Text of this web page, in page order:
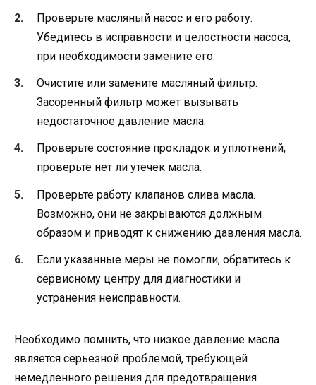
Проверьте масляный насос и его работу.
Убедитесь в исправности и целостности насоса,
при необходимости замените его.
Очистите или замените масляный фильтр.
Засоренный фильтр может вызывать
недостаточное давление масла.
Проверьте состояние прокладок и уплотнений,
проверьте нет ли утечек масла.
Проверьте работу клапанов слива масла.
Возможно, они не закрываются должным
образом и приводят к снижению давления масла.
Если указанные меры не помогли, обратитесь к
сервисному центру для диагностики и
устранения неисправности.
Необходимо помнить, что низкое давление масла
является серьезной проблемой, требующей
немедленного решения для предотвращения